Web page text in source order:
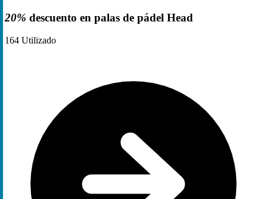
20% descuento en palas de pádel Head
164 Utilizado